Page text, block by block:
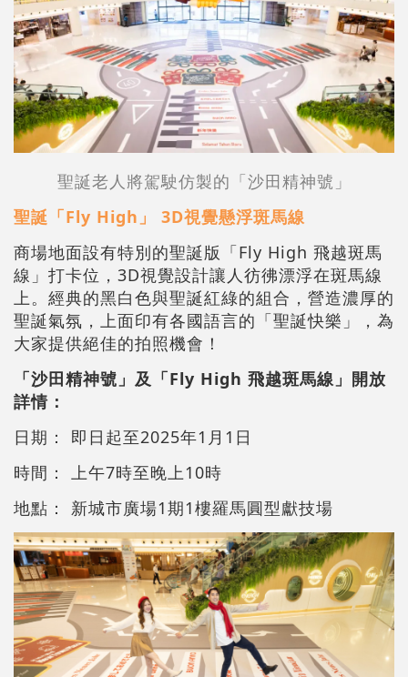
聖誕老人將駕駛仿製的「沙田精神號」
聖誕「Fly High」 3D視覺懸浮斑馬線
商場地面設有特別的聖誕版「Fly High 飛越斑馬
線」打卡位，3D視覺設計讓人彷彿漂浮在斑馬線
上。經典的黑白色與聖誕紅綠的組合，營造濃厚的
聖誕氣氛，上面印有各國語言的「聖誕快樂」，為
大家提供絕佳的拍照機會！
「沙田精神號」及「Fly High 飛越斑馬線」開放
詳情：
日期： 即日起至2025年1月1日
時間： 上午7時至晚上10時
地點： 新城市廣場1期1樓羅馬圓型獻技場